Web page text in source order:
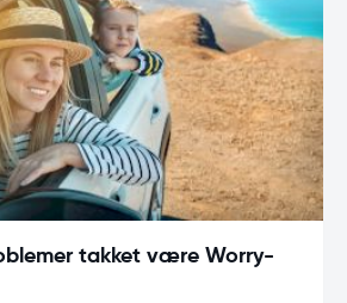
takket være Worry-